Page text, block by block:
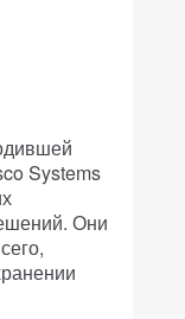
Systems
Они